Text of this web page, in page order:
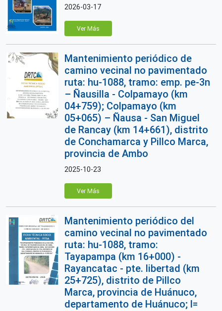
2026-03-17
Ver Más
Mantenimiento periódico de
camino vecinal no pavimentado
ruta: hu-1088, tramo: emp. pe-3n
– Ñausilla - Colpamayo (km
04+759); Colpamayo (km
05+065) – Ñausa - San Miguel
de Rancay (km 14+661), distrito
de Conchamarca y Pillco Marca,
provincia de Ambo
2025-10-23
Ver Más
Mantenimiento periódico del
camino vecinal no pavimentado
ruta: hu-1088, tramo:
Tayapampa (km 16+000) -
Rayancatac - pte. libertad (km
25+725), distrito de Pillco
Marca, provincia de Huánuco,
departamento de Huánuco; l=